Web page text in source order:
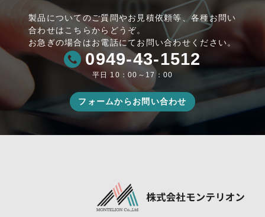
製品についてのご質問やお見積依頼等、各種お問い
合わせはこちらからどうぞ。
お急ぎの場合はお電話にてお問い合わせください。
0949-43-1512
平日 10：00～17：00
フォームからお問い合わせ